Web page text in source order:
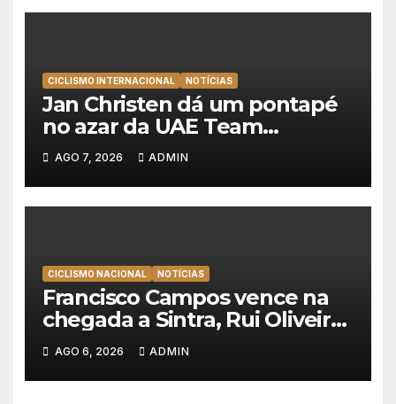
CICLISMO INTERNACIONAL NOTÍCIAS
Jan Christen dá um pontapé
no azar da UAE Team
Emirates e vence na Volta a
Polónia
AGO 7, 2026 ADMIN
CICLISMO NACIONAL NOTÍCIAS
Francisco Campos vence na
chegada a Sintra, Rui Oliveira
veste de amarelo na Volta a
Portugal
AGO 6, 2026 ADMIN